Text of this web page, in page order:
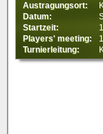
Austragungsort:
Datum:
Startzeit:
Players' meeting:
Turnierleitung: